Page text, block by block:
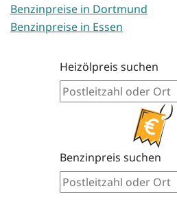
Benzinpreise in Dortmund
Benzinpreise in Essen
Heizölpreis suchen
Benzinpreis suchen